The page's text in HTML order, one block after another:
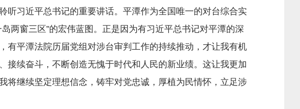
习近平总书记的重要讲话。平潭作为全国唯一的对台综合实
两窗三区”的宏伟蓝图。正是因为有习近平总书记对平潭的深
有平潭法院历届党组对涉台审判工作的持续推动，才让我有机
续奋斗，不断创造无愧于时代和人民的新业绩。这让我更加
将继续坚定理想信念，铸牢对党忠诚，厚植为民情怀，立足涉